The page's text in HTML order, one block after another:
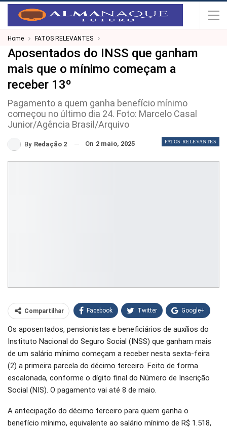
Home FATOS RELEVANTES
Aposentados do INSS que ganham
mais que o mínimo começam a
receber 13º
Pagamento a quem ganha benefício mínimo
começou no último dia 24. Foto: Marcelo Casal
Junior/Agência Brasil/Arquivo
FATOS RELEVANTES
By Redação 2 On 2 maio, 2025
Compartilhar Facebook Twitter Google+
WhatsApp Pinterest
Os aposentados, pensionistas e beneficiários de auxílios do
Instituto Nacional do Seguro Social (INSS) que ganham mais
de um salário mínimo começam a receber nesta sexta-feira
(2) a primeira parcela do décimo terceiro. Feito de forma
escalonada, conforme o dígito final do Número de Inscrição
Social (NIS). O pagamento vai até 8 de maio.
A antecipação do décimo terceiro para quem ganha o
benefício mínimo, equivalente ao salário mínimo de R$ 1.518,